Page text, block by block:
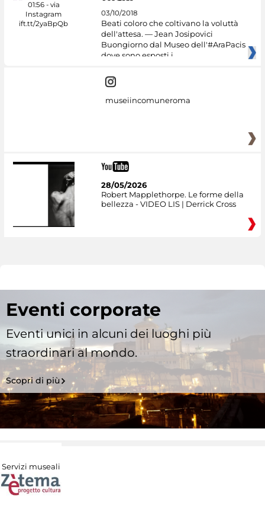
03/10/2018
Beati coloro che coltivano la voluttà
dell'attesa. — Jean Josipovici
Buongiorno dal Museo dell'#AraPacis
dove sono esposti i
museiincomuneroma
28/05/2026
Robert Mapplethorpe. Le forme della
bellezza - VIDEO LIS | Derrick Cross
Eventi corporate
Eventi unici in alcuni dei luoghi più
straordinari al mondo.
Scopri di più
Servizi museali